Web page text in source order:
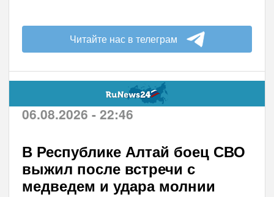
Читайте нас в телеграм
06.08.2026 - 22:46
В Республике Алтай боец СВО
выжил после встречи с
медведем и удара молнии